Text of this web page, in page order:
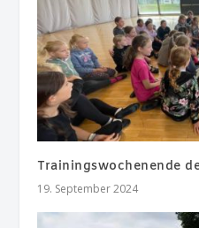
Trainingswochenende
19. September 2024